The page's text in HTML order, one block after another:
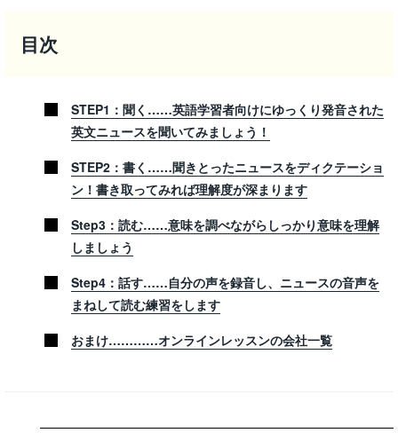
目次
STEP1：聞く……英語学習者向けにゆっくり発音された
英文ニュースを聞いてみましょう！
STEP2：書く……聞きとったニュースをディクテーショ
ン！書き取ってみれば理解度が深まります
Step3：読む……意味を調べながらしっかり意味を理解
しましょう
Step4：話す……自分の声を録音し、ニュースの音声を
まねして読む練習をします
おまけ…………オンラインレッスンの会社一覧